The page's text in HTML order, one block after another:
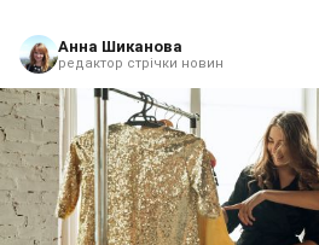
Анна Шиканова
редактор стрічки новин